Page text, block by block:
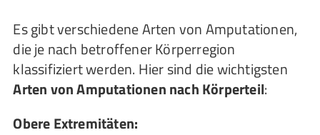
Es gibt verschiedene Arten von Amputationen,
die je nach betroffener Körperregion
klassifiziert werden. Hier sind die wichtigsten
Arten von Amputationen nach Körperteil:
Obere Extremitäten: